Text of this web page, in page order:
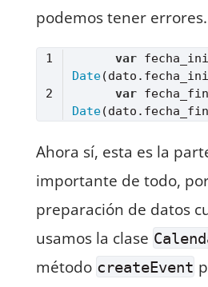
podemos tener errores.
var
Date
var
Date
Ahora sí, esta es la
importante de todo,
preparación de datos
usamos la clase
método createEvent